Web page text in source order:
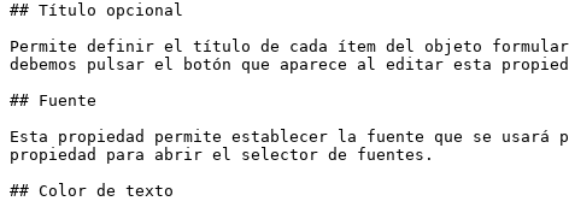
## Título opcional
Permite definir el título de cada ítem del objeto
debemos pulsar el botón que aparece al editar esta
## Fuente
Esta propiedad permite establecer la fuente que se
propiedad para abrir el selector de fuentes.
## Color de texto